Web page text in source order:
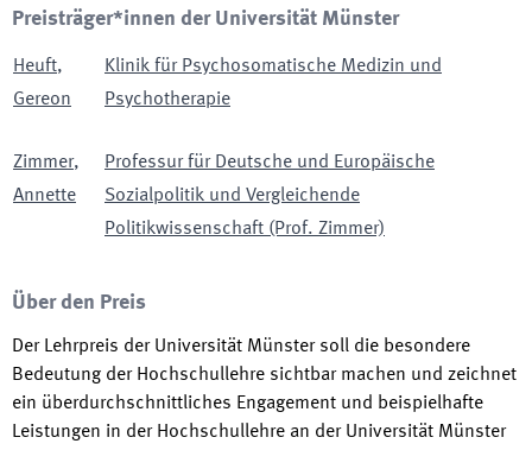
Preisträger*innen der Universität Münster
Heuft,
Gereon
Klinik für Psychosomatische Medizin und
Psychotherapie
Zimmer,
Annette
Professur für Deutsche und Europäische
Sozialpolitik und Vergleichende
Politikwissenschaft (Prof. Zimmer)
Über den Preis
Der Lehrpreis der Universität Münster soll die besondere
Bedeutung der Hochschullehre sichtbar machen und zeichnet
ein überdurchschnittliches Engagement und beispielhafte
Leistungen in der Hochschullehre an der Universität Münster